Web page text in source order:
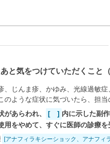
と気をつけていただくこと（
、じんま疹、かゆみ、光線過敏
のような症状に気づいたら、担
があらわれ、
[ ] 内に示した副
用をやめて、すぐに医師の診療を
[アナフィラキシーショック、アナフィ